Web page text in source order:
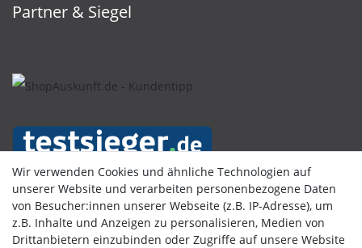
Partner & Siegel
Kundenbewertungen
Wir verwenden Cookies und ähnliche Technologien auf
unserer Website und verarbeiten personenbezogene Daten
von Besucher:innen unserer Webseite (z.B. IP-Adresse), um
z.B. Inhalte und Anzeigen zu personalisieren, Medien von
Drittanbietern einzubinden oder Zugriffe auf unsere Website